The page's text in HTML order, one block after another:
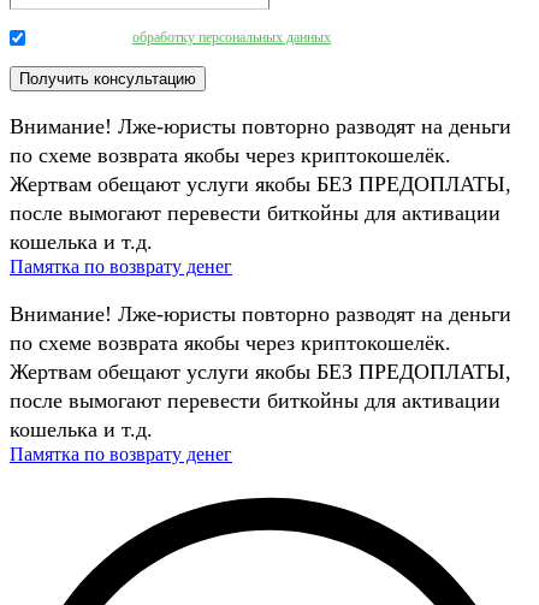
обработку персональных данных
Внимание! Лже-юристы повторно разводят на деньги
по схеме возврата якобы через криптокошелёк.
Жертвам обещают услуги якобы БЕЗ ПРЕДОПЛАТЫ,
после вымогают перевести биткойны для активации
кошелька и т.д.
Памятка по возврату денег
Внимание! Лже-юристы повторно разводят на деньги
по схеме возврата якобы через криптокошелёк.
Жертвам обещают услуги якобы БЕЗ ПРЕДОПЛАТЫ,
после вымогают перевести биткойны для активации
кошелька и т.д.
Памятка по возврату денег